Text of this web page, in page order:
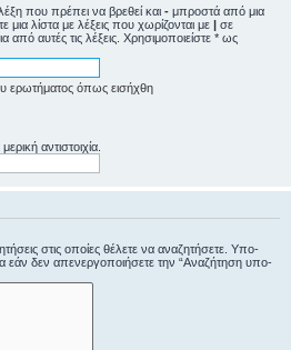
που πρέπει να βρεθεί και - μπροστά από μια
λίστα με λέξεις που χωρίζονται με | σε
από αυτές τις λέξεις. Χρησιμοποιείστε * ως
ερωτήματος όπως εισήχθη
αντιστοιχία.
στις οποίες θέλετε να αναζητήσετε. Υπο-
εάν δεν απενεργοποιήσετε την “Αναζήτηση υπο-